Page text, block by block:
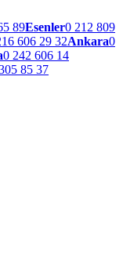
89Esenler0 212 809
606 29 32Ankara0
0 242 606 14
85 37